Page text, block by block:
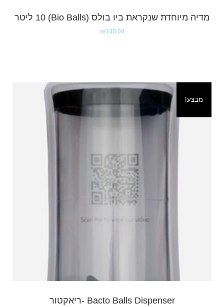
מדיה מיוחדת שנקראת ביו בולס (Bio Balls) 10 ליטר
₪140.00
מבצע!
Bacto Balls Dispenser -ריאקטור